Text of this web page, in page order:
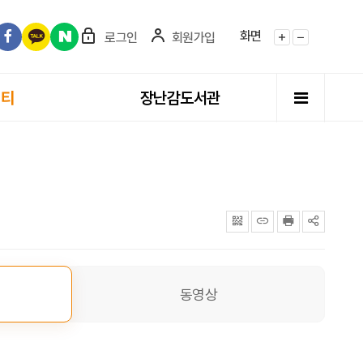
로그인 회원가입
화면
화면확대화면축소
장난감도서관 전체메
QRcode주소복사프린터
동영상